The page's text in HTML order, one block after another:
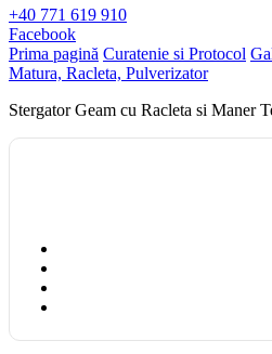
+40 771 619 910
Facebook
Prima pagină Curatenie si Protocol
Matura, Racleta, Pulverizator
Stergator Geam cu Racleta si Maner